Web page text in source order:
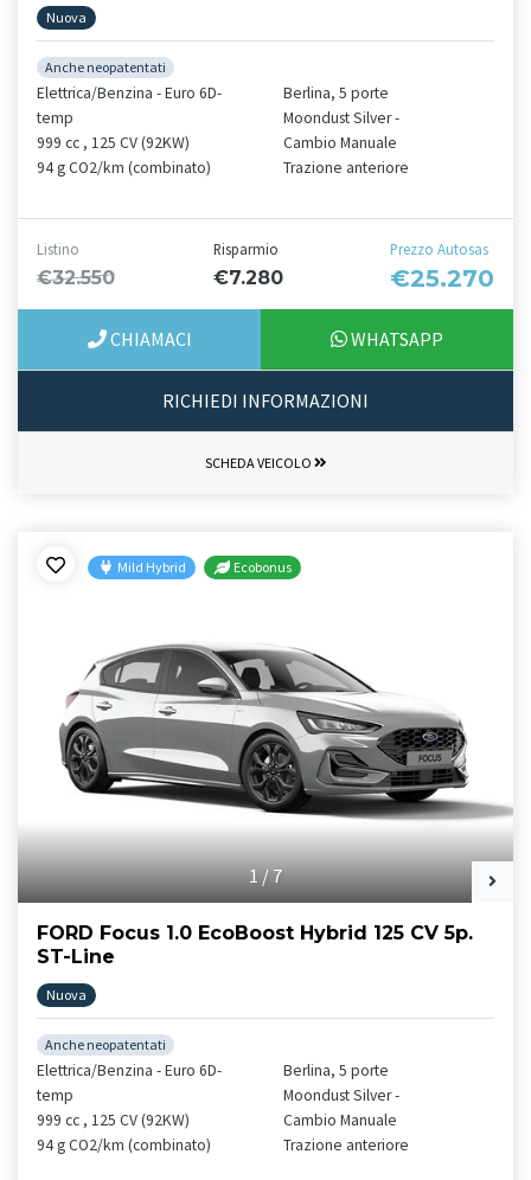
Nuova
Anche neopatentati
Elettrica/Benzina - Euro 6D-
temp
999 cc , 125 CV (92KW)
94 g CO2/km (combinato)
Berlina, 5 porte
Moondust Silver -
Cambio Manuale
Trazione anteriore
Listino
€32.550
Risparmio
€7.280
Prezzo Autosas
€25.270
CHIAMACI WHATSAPP
RICHIEDI INFORMAZIONI
SCHEDA VEICOLO
1/7
Mild Hybrid Ecobonus
FORD Focus 1.0 EcoBoost Hybrid 125 CV 5p.
ST-Line
Nuova
Anche neopatentati
Elettrica/Benzina - Euro 6D-
temp
999 cc , 125 CV (92KW)
94 g CO2/km (combinato)
Berlina, 5 porte
Moondust Silver -
Cambio Manuale
Trazione anteriore